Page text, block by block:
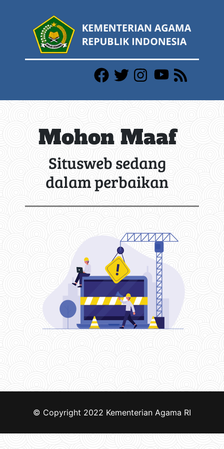
Mohon Maaf
Situsweb sedang
dalam perbaikan
© Copyright 2022 Kementerian Agama RI